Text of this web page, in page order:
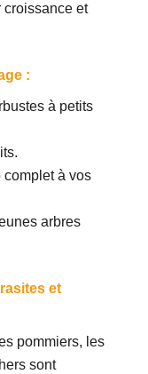
croissance et
:
à petits
à vos
arbres
et
pommiers, les
sont